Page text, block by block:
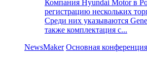
Компания Hyundai Motor в
регистрацию нескольких
Среди них указываются
также комплектация с...
NewsMaker Основная конференция